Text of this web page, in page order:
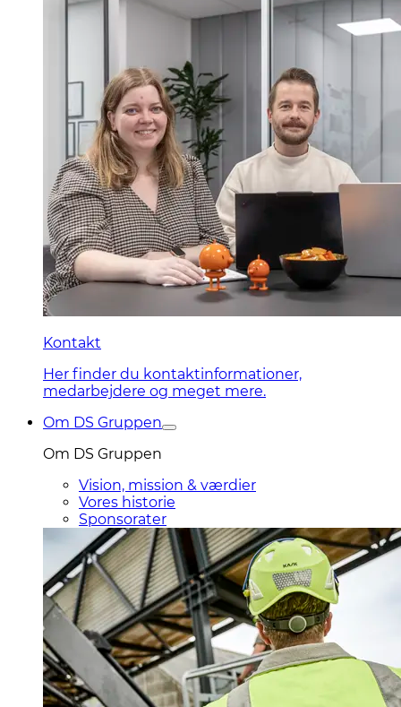
Kontakt
Her finder du kontaktinformationer,
medarbejdere og meget mere.
Om DS Gruppen
Om DS Gruppen
Vision, mission & værdier
Vores historie
Sponsorater